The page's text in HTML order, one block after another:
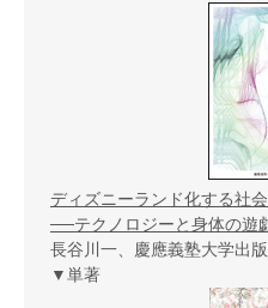
ディズニーランド化する社
──テクノロジーと身体の遊
長谷川一、慶應義塾大学出
▼単著